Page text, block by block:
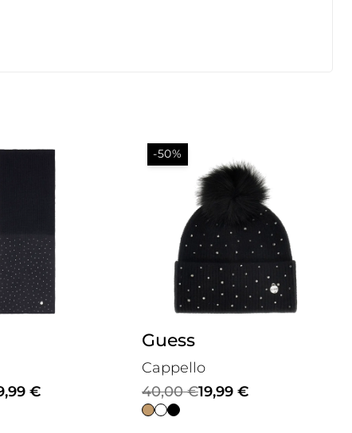
€
-50%
Guess
Cappello
40,00€
Il
prezzo
19,99 €
Il
prezzo